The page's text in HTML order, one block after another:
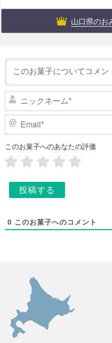
山口県のお
このお菓子へのあなたの評価
0 このお菓子へのコメント